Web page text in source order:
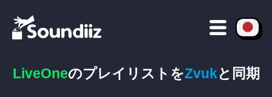
LiveOneのプレイリストをZvukと同期